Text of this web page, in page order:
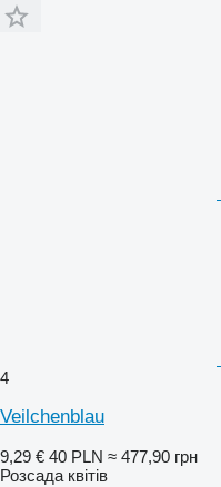
4
Veilchenblau
9,29 € 40 PLN ≈ 477,90 грн
Розсада квітів